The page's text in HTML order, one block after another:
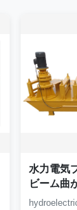
水力電気
ビーム曲
ルの建設